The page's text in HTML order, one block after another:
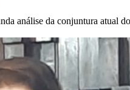
análise da conjuntura